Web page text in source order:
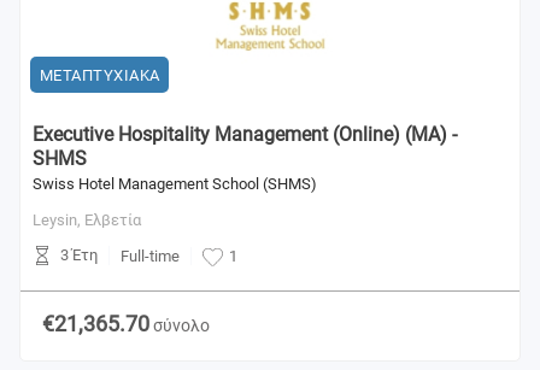
ΜΕΤΑΠΤΥΧΙΑΚΑ
Executive Hospitality Management (Online) (MA) -
SHMS
Swiss Hotel Management School (SHMS)
Leysin, Ελβετία
3 Έτη
Full-time 1
€21,365.70σύνολο